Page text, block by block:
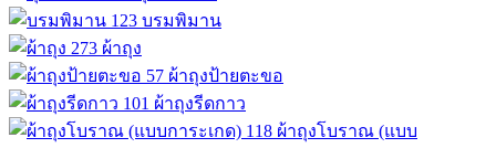
123 บรมพิมาน
273 ผ้าถุง
57 ผ้าถุงป้ายตะขอ
101 ผ้าถุงรีดกาว
118 ผ้าถุงโบราณ (แบบ